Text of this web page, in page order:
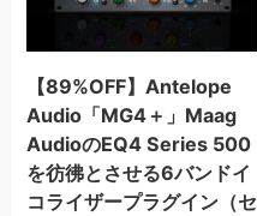
【89%OFF】Antelope
Audio「MG4＋」Maag
AudioのEQ4 Series 500
を彷彿とさせる6バンドイ
コライザープラグイン（セ